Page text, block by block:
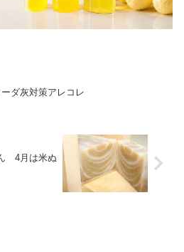
ーダ灰対策アレコレ
4月は米ぬ